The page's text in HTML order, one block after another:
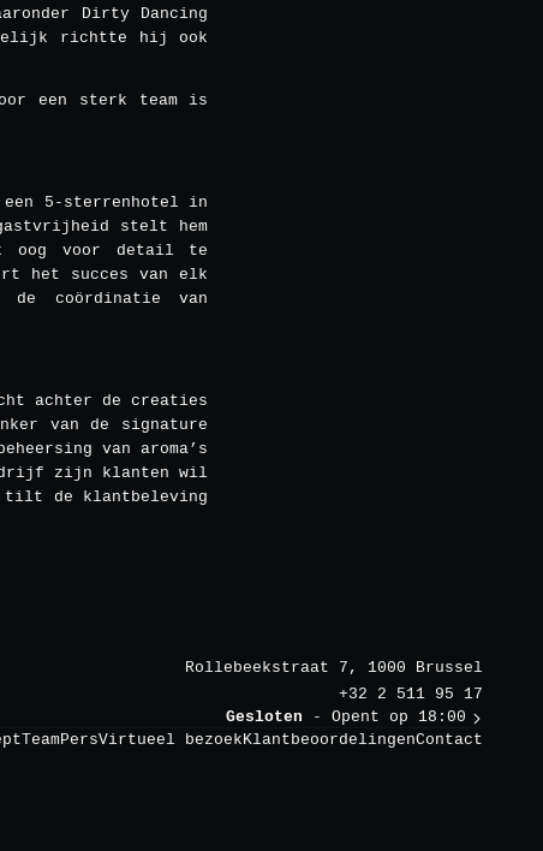
Dirty Dancing
richtte hij ook
een sterk team is
5-sterrenhotel in
stelt hem
oog voor detail te
het succes van elk
coördinatie van
achter de creaties
van de signature
van aroma’s
zijn klanten wil
tilt de klantbeleving
Rollebeekstraat 7, 1000 Brussel
+32 2 511 95 17
Gesloten - Opent op 18:00
TeamPersVirtueel bezoek KlantbeoordelingenContact